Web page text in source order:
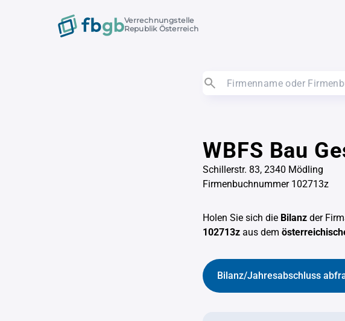
Verrechnungstelle
Republik Österreich
WBFS Bau
Schillerstr. 83, 2340 Mödling
Firmenbuchnummer 102713z
Holen Sie sich die Bilanz der
102713z aus dem
Bilanz/Jahresabschluss